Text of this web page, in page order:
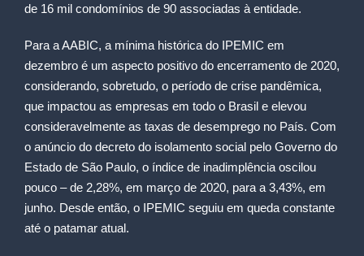
de 16 mil condomínios de 90 associadas à entidade.
Para a AABIC, a mínima histórica do IPEMIC em
dezembro é um aspecto positivo do encerramento de 2020,
considerando, sobretudo, o período de crise pandêmica,
que impactou as empresas em todo o Brasil e elevou
consideravelmente as taxas de desemprego no País. Com
o anúncio do decreto do isolamento social pelo Governo do
Estado de São Paulo, o índice de inadimplência oscilou
pouco – de 2,28%, em março de 2020, para a 3,43%, em
junho. Desde então, o IPEMIC seguiu em queda constante
até o patamar atual.